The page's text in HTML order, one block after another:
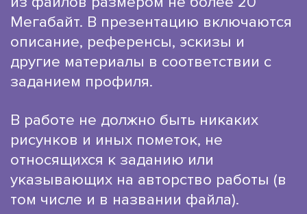
Мегабайт. В презентацию включаются
описание, референсы, эскизы и
другие материалы в соответствии с
заданием профиля.
В работе не должно быть никаких
рисунков и иных пометок, не
относящихся к заданию или
указывающих на авторство работы (в
том числе и в названии файла).